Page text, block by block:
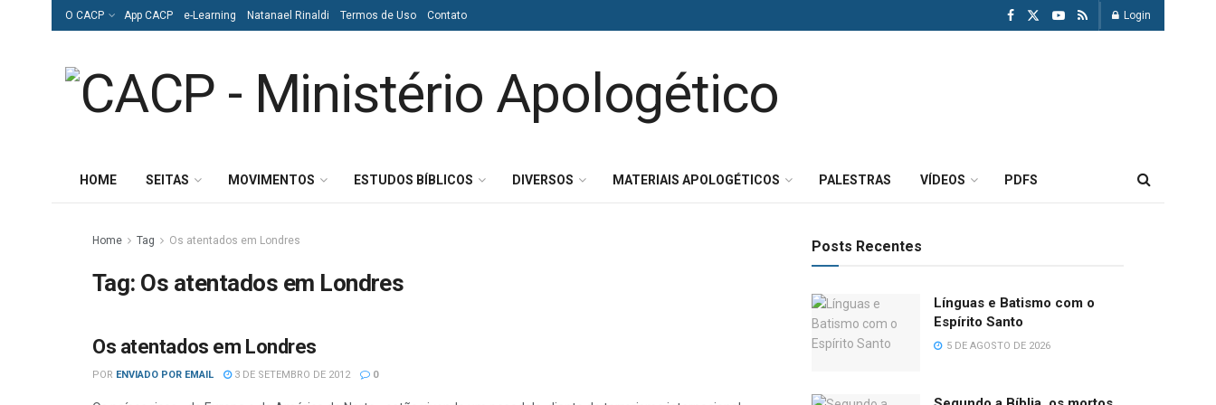
O CACP App CACP e-Learning Natanael Rinaldi Termos de Uso Contato Login
HOME SEITAS MOVIMENTOS ESTUDOS BÍBLICOS DIVERSOS MATERIAIS APOLOGÉTICOS PALESTRAS VÍDEOS PDFS
Home Tag Os atentados em Londres
Tag: Os atentados em Londres
ISLAMISMO
Os atentados em Londres
POR ENVIADO POR EMAIL 3 DE SETEMBRO DE 2012 0
Posts Recentes
Línguas e Batismo com o
Espírito Santo
5 DE AGOSTO DE 2026